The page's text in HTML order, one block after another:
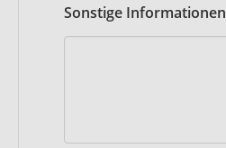
Sonstige Informationen